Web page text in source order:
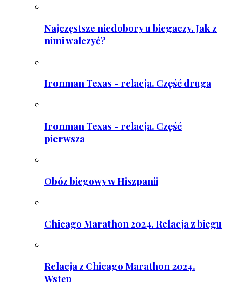
Najczęstsze niedobory u biegaczy. Jak z
nimi walczyć?
Ironman Texas - relacja. Część druga
Ironman Texas - relacja. Część
pierwsza
Obóz biegowy w Hiszpanii
Chicago Marathon 2024. Relacja z biegu
Relacja z Chicago Marathon 2024.
Wstęp